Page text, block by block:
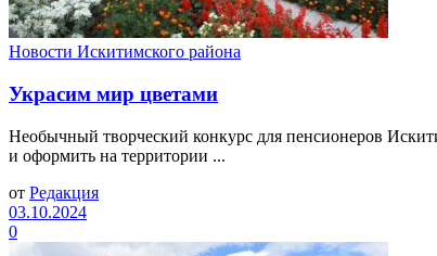
Новости Искитимского района
Украсим мир цветами
Необычный творческий конкурс для пенсионеров
и оформить на территории ...
от Редакция
03.10.2024
0